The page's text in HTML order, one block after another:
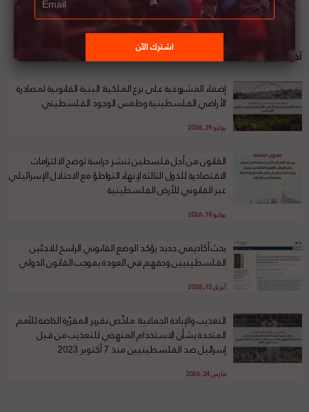
آخر الأخبار
إضفاء المشروعية على نزع الملكية: البنية القانونية لمصادرة
الأراضي الفلسطينية وطمس الوجود الفلسطيني
يوليو 29, 2026
القانون من أجل فلسطين تنشر دراسة توضح الالتزامات
الاقتصادية للدول الثالثة لإنهاء التواطؤ مع الاحتلال الإسرائيلي
غير القانوني للأرض الفلسطينية
يوليو 18, 2026
بحث أكاديمي جديد يؤكد الوضع القانوني الراسخ للاجئين
الفلسطينيين وحقهم في العودة بموجب القانون الدولي
أبريل 15, 2026
التعذيب والإبادة الجماعية: ملخّص تقرير المقرّرة الخاصة للأمم
المتحدة بشأن الاستخدام المنهجي للتعذيب من قبل
إسرائيل ضد الفلسطينيين منذ 7 أكتوبر 2023
مارس 24, 2026